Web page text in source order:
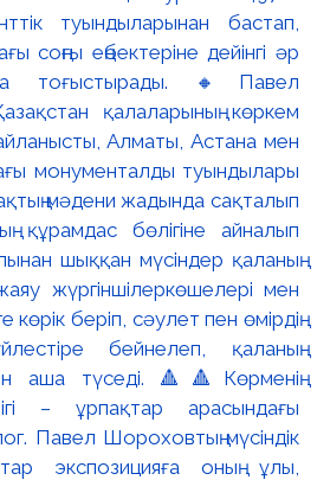
туындыларынан бастап,
соңғы еңбектеріне дейінгі әр
тоғыстырады. 🔸Павел
қалаларының көркем
Алматы, Астана мен
монументалды туындылары
мәдени жадында сақталып
құрамдас бөлігіне айналып
шыққан мүсіндер қаланың
жүргіншілеркөшелері мен
көрік беріп, сәулет пен өмірдің
бейнелеп, қаланың
аша түседі. 🔺🔺Көрменің
– ұрпақтар арасындағы
Павел Шороховтың мүсіндік
экспозицияға оның ұлы,